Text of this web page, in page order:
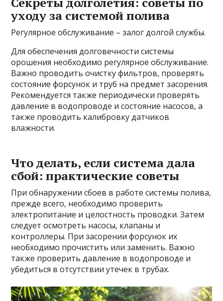
уходу за системой полива
Регулярное обслуживание – залог долгой службы.
Для обеспечения долговечности системы
орошения необходимо регулярное обслуживание.
Важно проводить очистку фильтров, проверять
состояние форсунок и труб на предмет засорения.
Рекомендуется также периодически проверять
давление в водопроводе и состояние насосов, а
также проводить калибровку датчиков
влажности.
Что делать, если система дала
сбой: практические советы
При обнаружении сбоев в работе системы полива,
прежде всего, необходимо проверить
электропитание и целостность проводки. Затем
следует осмотреть насосы, клапаны и
контроллеры. При засорении форсунок их
необходимо прочистить или заменить. Важно
также проверить давление в водопроводе и
убедиться в отсутствии утечек в трубах.